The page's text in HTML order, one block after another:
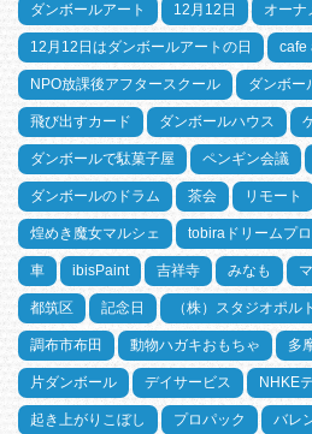
ダンボールアート 12月12日 オーナ
12月12日はダンボールアートの日 cafe
NPO放課後アフタースクール ダンボー
飛び出すカード ダンボールハウス
ダンボールで駄菓子屋 ペンギン会議
ダンボールのドラム 茶会 リモート
煌めき魔女マルシェ tobiraドリームプ
車 ibisPaint 吉祥寺 みなも
都筑区 記念日 （株）スタジオポルト
調布市布田 動物ハガキおもちゃ 多
片ダンボール デイサービス NHKE
起き上がりこぼし プロパック バレ